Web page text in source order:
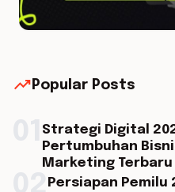
trending_up Popular Posts
Strategi Digital
Pertumbuhan
Marketing Terbaru
Persiapan